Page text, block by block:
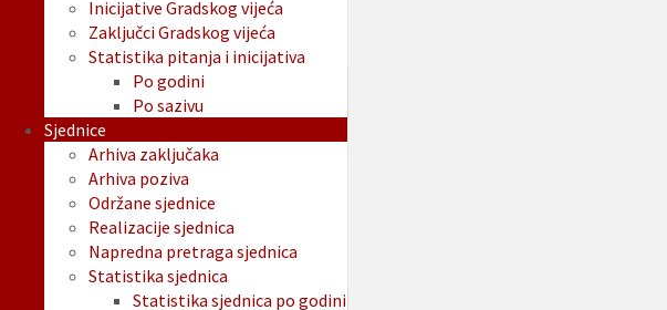
Inicijative Gradskog vijeća
Zaključci Gradskog vijeća
Statistika pitanja i inicijativa
Po godini
Po sazivu
Sjednice
Arhiva zaključaka
Arhiva poziva
Održane sjednice
Realizacije sjednica
Napredna pretraga sjednica
Statistika sjednica
Statistika sjednica po godini